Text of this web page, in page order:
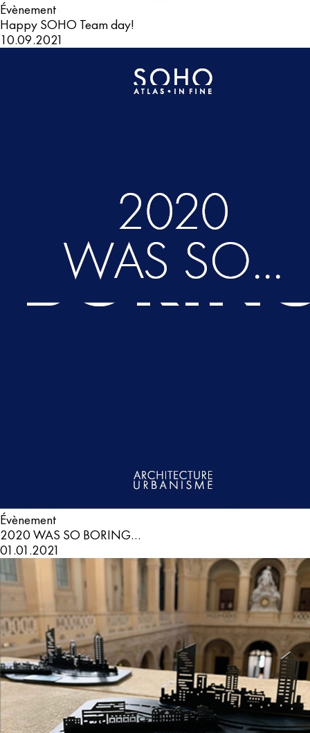
Évènement
Happy SOHO Team day!
10.09.2021
Évènement
2020 WAS SO BORING…
01.01.2021